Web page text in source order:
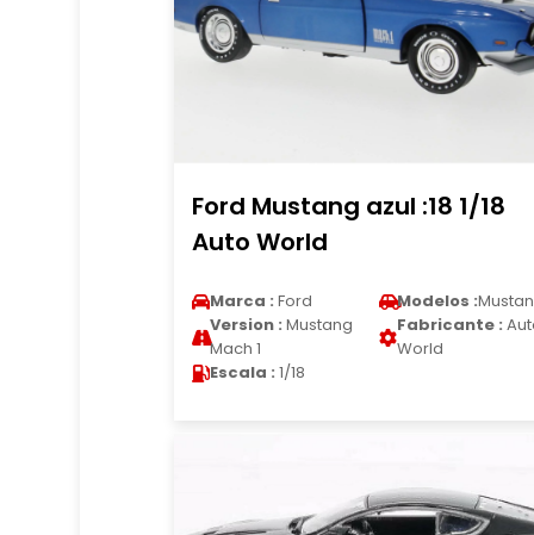
Ford Mustang azul :18 1/18
Auto World
Marca : Ford Modelos :
Version : Mustang
Mach 1
Fabricante :
World
Escala : 1/18